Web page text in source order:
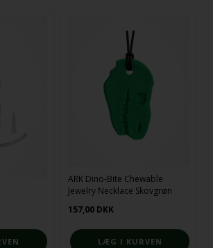
ARK Dino-Bite Chewable
Jewelry Necklace Skovgrøn
157,00 DKK